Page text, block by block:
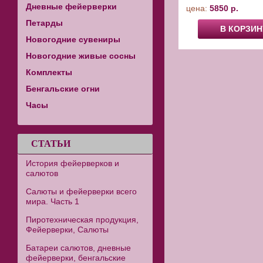
Дневные фейерверки
Петарды
Новогодние сувениры
Новогодние живые сосны
Комплекты
Бенгальские огни
Часы
СТАТЬИ
История фейерверков и
салютов
Салюты и фейерверки всего
мира. Часть 1
Пиротехническая продукция,
Фейерверки, Салюты
Батареи салютов, дневные
фейерверки, бенгальские
цена: 5850 р.
В